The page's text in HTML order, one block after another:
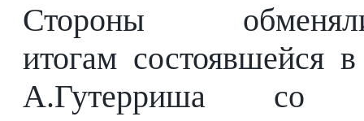
Стороны
итогам состоявшейся
А.Гутерриша со